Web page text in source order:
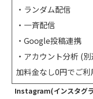
・ランダム配信
・一斉配信
・Google投稿連携
・アカウント分析 (
加料金なし0円でご
Instagram(インスタグ